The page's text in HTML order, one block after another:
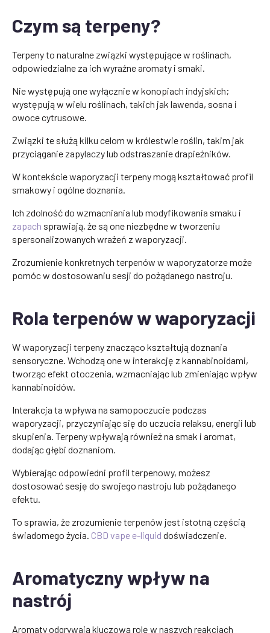
Czym są terpeny?
Terpeny to naturalne związki występujące w roślinach,
odpowiedzialne za ich wyraźne aromaty i smaki.
Nie występują one wyłącznie w konopiach indyjskich;
występują w wielu roślinach, takich jak lawenda, sosna i
owoce cytrusowe.
Związki te służą kilku celom w królestwie roślin, takim jak
przyciąganie zapylaczy lub odstraszanie drapieżników.
W kontekście waporyzacji terpeny mogą kształtować profil
smakowy i ogólne doznania.
Ich zdolność do wzmacniania lub modyfikowania smaku i
zapach sprawiają, że są one niezbędne w tworzeniu
spersonalizowanych wrażeń z waporyzacji.
Zrozumienie konkretnych terpenów w waporyzatorze może
pomóc w dostosowaniu sesji do pożądanego nastroju.
Rola terpenów w waporyzacji
W waporyzacji terpeny znacząco kształtują doznania
sensoryczne. Wchodzą one w interakcję z kannabinoidami,
tworząc efekt otoczenia, wzmacniając lub zmieniając wpływ
kannabinoidów.
Interakcja ta wpływa na samopoczucie podczas
waporyzacji, przyczyniając się do uczucia relaksu, energii lub
skupienia. Terpeny wpływają również na smak i aromat,
dodając głębi doznaniom.
Wybierając odpowiedni profil terpenowy, możesz
dostosować sesję do swojego nastroju lub pożądanego
efektu.
To sprawia, że zrozumienie terpenów jest istotną częścią
świadomego życia. CBD vape e-liquid doświadczenie.
Aromatyczny wpływ na
nastrój
Aromaty odgrywają kluczową rolę w naszych reakcjach